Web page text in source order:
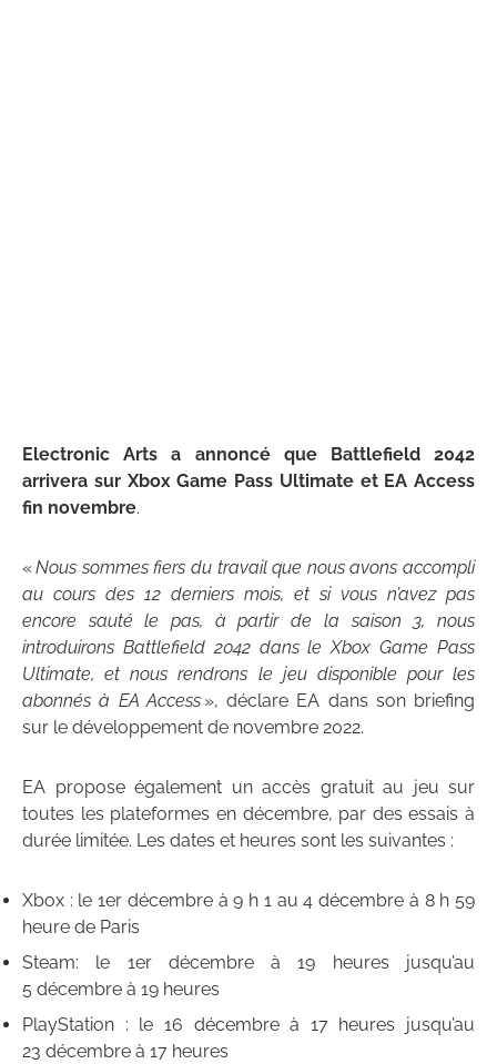
Electronic Arts a annoncé que Battlefield 2042
arrivera sur Xbox Game Pass Ultimate et EA Access
fin novembre.
«Nous sommes fiers du travail que nous avons accompli
au cours des 12 derniers mois, et si vous n’avez pas
encore sauté le pas, à partir de la saison 3, nous
introduirons Battlefield 2042 dans le Xbox Game Pass
Ultimate, et nous rendrons le jeu disponible pour les
abonnés à EA Access», déclare EA dans son briefing
sur le développement de novembre 2022.
EA propose également un accès gratuit au jeu sur
toutes les plateformes en décembre, par des essais à
durée limitée. Les dates et heures sont les suivantes :
Xbox : le 1er décembre à 9 h 1 au 4 décembre à 8 h 59
heure de Paris
Steam: le 1er décembre à 19 heures jusqu’au
5 décembre à 19 heures
PlayStation : le 16 décembre à 17 heures jusqu’au
23 décembre à 17 heures